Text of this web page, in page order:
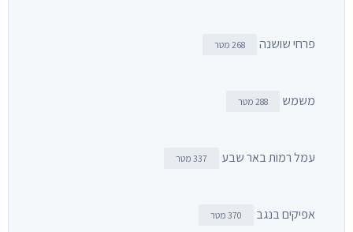
פרחי שושנה 268 מטר
משמש 288 מטר
עמל רמות באר שבע 337 מטר
אפיקים בנגב 370 מטר